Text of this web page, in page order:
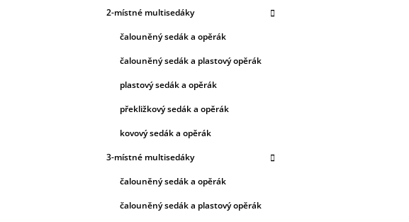
2-místné multisedáky
čalouněný sedák a opěrák
čalouněný sedák a plastový opěrák
plastový sedák a opěrák
překližkový sedák a opěrák
kovový sedák a opěrák
3-místné multisedáky
čalouněný sedák a opěrák
čalouněný sedák a plastový opěrák